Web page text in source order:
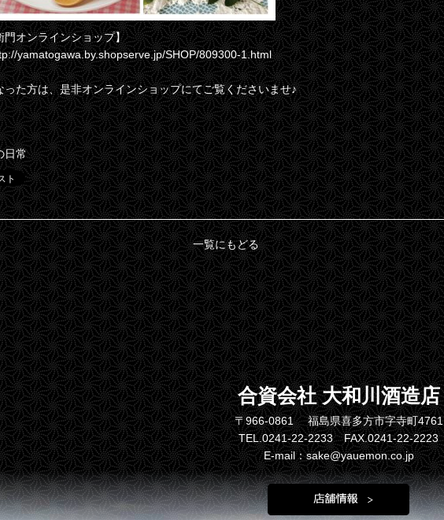
門オンラインショップ】
yamatogawa.by.shopserve.jp/SHOP/809300-1.html
った方は、是非オンラインショップにてご覧くださいませ♪
日常
一覧にもどる
合資会社 大和川酒造店
〒966-0861 福島県喜多方市字寺町4761
TEL.0241-22-2233 FAX.0241-22-2223
E-mail：sake@yauemon.co.jp